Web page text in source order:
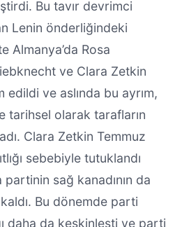
Bu tavır devrimci
Lenin önderliğindeki
Almanya’da Rosa
ve Clara Zetkin
edildi ve aslında bu ayrım,
tarihsel olarak tarafların
Clara Zetkin Temmuz
sebebiyle tutuklandı
partinin sağ kanadının da
Bu dönemde parti
daha da keskinleşti ve parti